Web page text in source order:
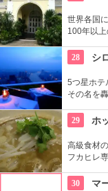
ンテリア
世界各国
100年以
供してく
竹製の器
楽しむ事
28 シ
5つ星ホテ
その名を
景と雰囲
約を。
29 ホ
高級食材
フカヒレ
たっぷり
30 マ